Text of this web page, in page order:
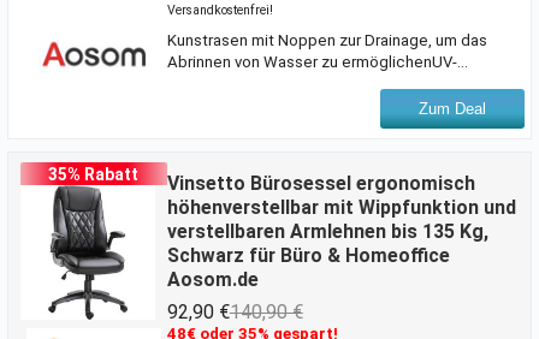
Versandkostenfrei!
Kunstrasen mit Noppen zur Drainage, um das
Abrinnen von Wasser zu ermöglichenUV-
Sonnenstundenwitterungsbeständigpflegeleicht,
Zum Deal
35% Rabatt
Vinsetto Bürosessel ergonomisch
höhenverstellbar mit Wippfunktion und
verstellbaren Armlehnen bis 135 Kg,
Schwarz für Büro & Homeoffice
Aosom.de
92,90 €140,90 €
48€ oder 35% gespart!